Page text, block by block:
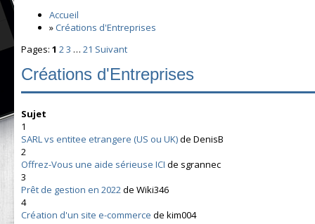
Accueil
»Créations d'Entreprises
Pages: 1 23 … 21 Suivant
Créations d'Entreprises
Sujet
1
SARL vs entitee etrangere (US ou UK)de DenisB
2
Offrez-Vous une aide sérieuse ICI de sgrannec
3
Prêt de gestion en 2022de Wiki346
4
Création d'un site e-commerce de kim004